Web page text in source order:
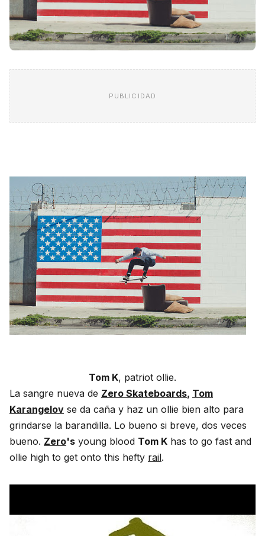
PUBLICIDAD
Tom K, patriot ollie.
La sangre nueva de Zero Skateboards, Tom
Karangelov se da caña y haz un ollie bien alto para
grindarse la barandilla. Lo bueno si breve, dos veces
bueno. Zero's young blood Tom K has to go fast and
ollie high to get onto this hefty rail.